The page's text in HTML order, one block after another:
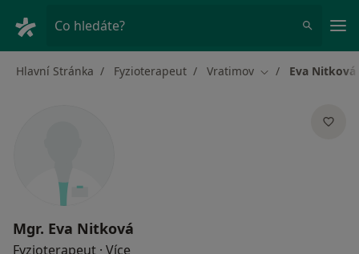
Co hledáte?
Hlavní Stránka Fyzioterapeut Vratimov Změna města
Eva Nitková
Mgr. Eva Nitková
Fyzioterapeut · Více